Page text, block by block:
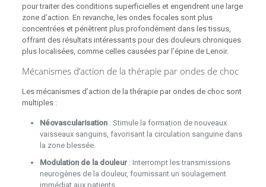
pour traiter des conditions superficielles et engendrent une large
zone d’action. En revanche, les ondes focales sont plus
concentrées et pénètrent plus profondément dans les tissus,
offrant des résultats intéressants pour des douleurs chroniques
plus localisées, comme celles causées par l’épine de Lenoir.
Mécanismes d’action de la thérapie par ondes de choc
Les mécanismes d’action de la thérapie par ondes de choc sont
multiples :
Néovascularisation: Stimule la formation de nouveaux
vaisseaux sanguins, favorisant la circulation sanguine dans
la zone blessée.
Modulation de la douleur: Interrompt les transmissions
neurogènes de la douleur, fournissant un soulagement
immédiat aux patients.